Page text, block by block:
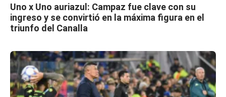
Uno x Uno auriazul: Campaz fue clave con su
ingreso y se convirtió en la máxima figura en el
triunfo del Canalla